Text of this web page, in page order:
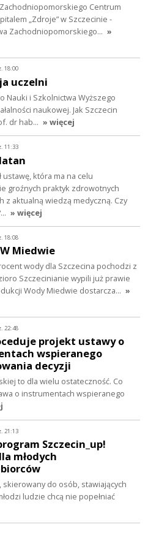
Centrum
„Zdroje” w Szczecinie -
Zachodniopomorskiego… »
18:00
uczelni
Nauki i Szkolnictwa Wyższego
naukowej. Jak Szczecin
dr hab… » więcej
11:33
ustawę, która ma na celu
groźnych praktyk zdrowotnych
z aktualną wiedzą medyczną. Czy
» więcej
18:08
Miedwie
wody dla Szczecina pochodzi z
Szczecinianie wypili już prawie
Wody Miedwie dostarcza… »
22:48
projekt ustawy o
wspieranego
decyzji
to dla wielu ostateczność. Co
o instrumentach wspieranego
21:13
Szczecin_up!
młodych
do osób, stawiających
ludzie chcą nie popełniać